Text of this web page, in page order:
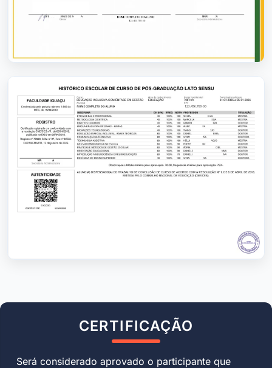
CERTIFICAÇÃO
Será considerado aprovado o participante que